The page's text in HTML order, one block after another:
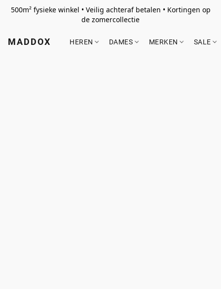
500m² fysieke winkel • Veilig achteraf betalen • Kortingen op
de zomercollectie
MADDOX HEREN DAMES MERKEN SALE